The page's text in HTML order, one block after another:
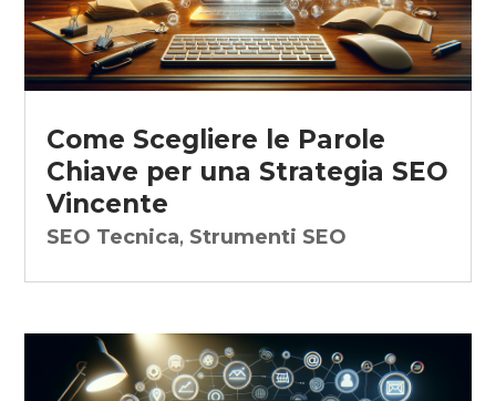
Come Scegliere le Parole
Chiave per una Strategia SEO
Vincente
SEO Tecnica, Strumenti SEO